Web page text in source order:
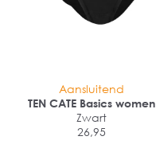
Aansluitend
TEN CATE Basics women
high leg (2-pack)
Zwart
26,95